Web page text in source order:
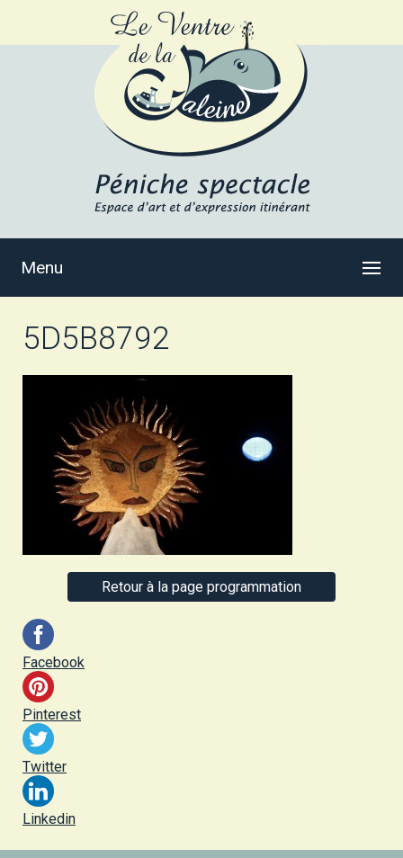
Menu
5D5B8792
Retour à la page programmation
Facebook
Pinterest
Twitter
Linkedin